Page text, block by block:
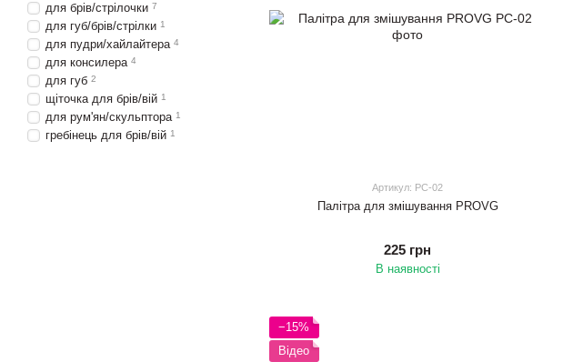
Артикул: PC-02
Палітра для змішування PROVG
225 грн
В наявності
−15%
Відео
для брів/стрілочки 7
для губ/брів/стрілки 1
для пудри/хайлайтера 4
для консилера 4
для губ 2
щіточка для брів/вій 1
для рум'ян/скульптора 1
гребінець для брів/вій 1